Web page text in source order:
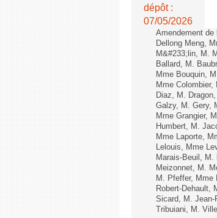
dépôt :
07/05/2026
Amendement
Dellong Meng,
M&#233;lin, M.
Ballard, M.
Mme Bouquin,
Mme
Diaz, M.
Galzy, M. Gery,
Mme Grangier,
Humbert, M.
Mme Laporte,
Lelouis, Mme
Marais-Beuil,
Meizonnet, M.
M. Pfeffer, Mme
Robert-Dehault,
Sicard, M. Jean-
Tribuiani, M.